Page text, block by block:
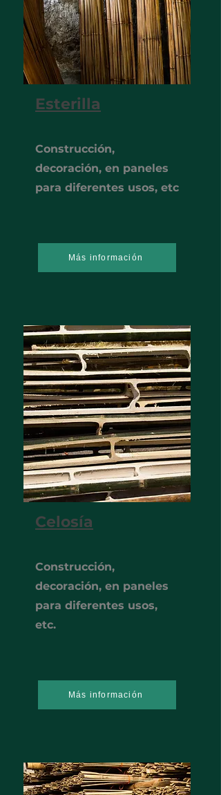
Esterilla
Construcción,
decoración, en paneles
para diferentes usos, etc
Más información
Celosía
Construcción,
decoración, en paneles
para diferentes usos,
etc.
Más información